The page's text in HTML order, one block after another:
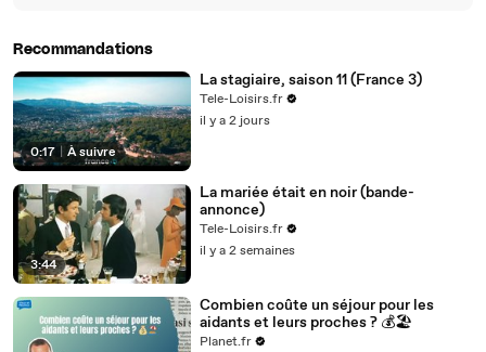
Recommandations
0:17 À suivre
La stagiaire, saison 11 (France 3)
Tele-Loisirs.fr
il y a 2 jours
3:44
La mariée était en noir (bande-
annonce)
Tele-Loisirs.fr
il y a 2 semaines
Combien coûte un séjour pour les
aidants et leurs proches ? 💰🏖️
Planet.fr